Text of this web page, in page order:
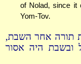
of Nolad, since it
Yom-Tov.
תורה אחר השבת,
ובשבת היה אסור